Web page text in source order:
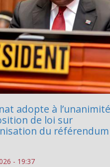
adopte à
de loi sur
du
- 19:37